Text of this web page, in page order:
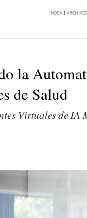
INDEX ¦ ARCHIVES
la
de Salud
Virtuales de